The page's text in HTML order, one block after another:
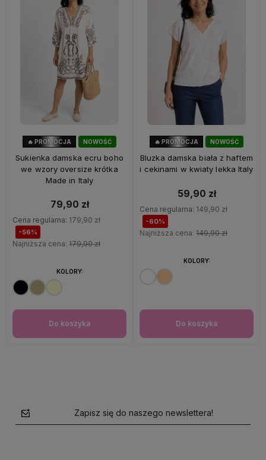
NOWOŚĆ
🔥 PROMOCJA
Sukienka damska ecru boho
we wzory oversize krótka
Made in Italy
79,90 zł
Cena regularna: 179,90 zł
-56%
Najniższa cena: 179,90 zł
Do koszyka
KOLORY:
NOWOŚĆ
OKAZJA
🔥 PROMOCJA
Bluzka damska biała z haftem
i cekinami w kwiaty lekka Italy
59,90 zł
Cena regularna: 149,90 zł
-60%
Najniższa cena: 149,90 zł
Do koszyka
KOLORY:
Zapisz się do naszego newslettera!